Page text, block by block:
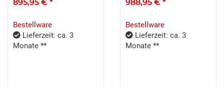
Hochglanz Spiegel 5-
895,95 € *
Bestellware
Lieferzeit: ca. 3
Monate **
Hochglanz Spiegel 3-
988,95 € *
Bestellware
Lieferzeit: ca. 3
Monate **